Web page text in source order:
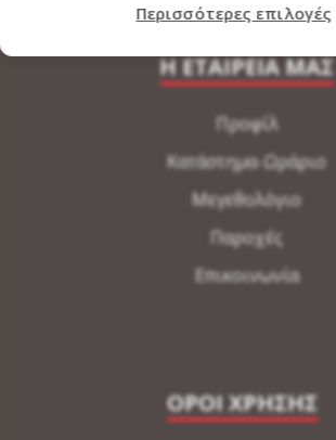
Η ΕΤΑΙΡΕΙΑ ΜΑΣ
Προφίλ
Κατάστημα-Ωράριο
Μεγεθολόγιο
Παροχές
Επικοινωνία
ΟΡΟΙ ΧΡΗΣΗΣ
Περισσότερες επιλογές